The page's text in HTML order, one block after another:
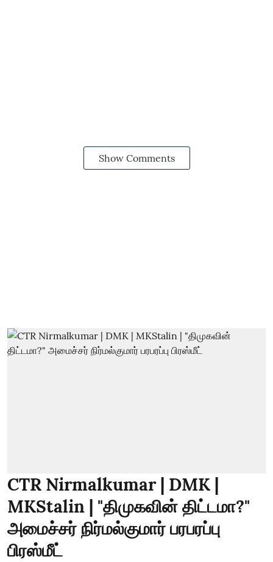
Show Comments
CTR Nirmalkumar | DMK |
MKStalin | "திமுகவின் திட்டமா?"
அமைச்சர் நிர்மல்குமார் பரபரப்பு
பிரஸ்மீட்